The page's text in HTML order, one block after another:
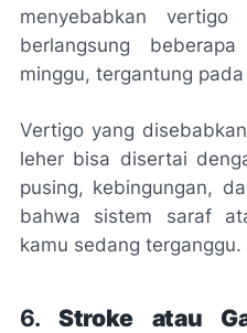
menyebabkan
berlangsung
minggu, tergantung
Vertigo yang
leher bisa disertai
pusing, kebingungan,
bahwa sistem saraf
kamu sedang terganggu.
6.Stroke atau